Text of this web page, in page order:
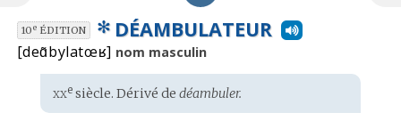
10eÉDITION ✻ DÉAMBULATEUR
[deɑ̃bylatœʁ] nom masculin
Étymologie
:
xxesiècle. Dérivé de déambuler.